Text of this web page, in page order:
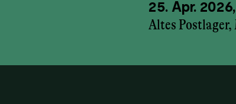
25. Apr.
Altes Postlager,